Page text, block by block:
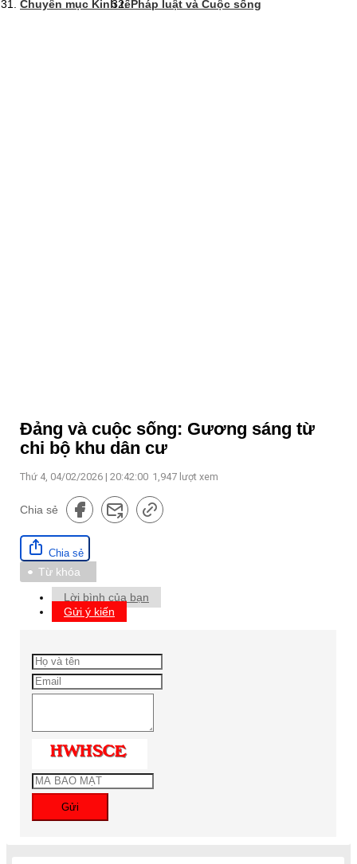
Chuyên mục Kinh tếPháp luật và Cuộc sống
Đảng và cuộc sống: Gương sáng từ
chi bộ khu dân cư
Thứ 4, 04/02/2026 | 20:42:00 1,947 lượt xem
Chia sẻ
Chia sẻ
Từ khóa
Lời bình của bạn
Gửi ý kiến
Gửi